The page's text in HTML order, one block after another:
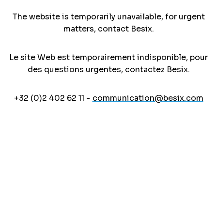
The website is temporarily unavailable, for urgent
matters, contact Besix.
Le site Web est temporairement indisponible, pour
des questions urgentes, contactez Besix.
+32 (0)2 402 62 11 - communication@besix.com